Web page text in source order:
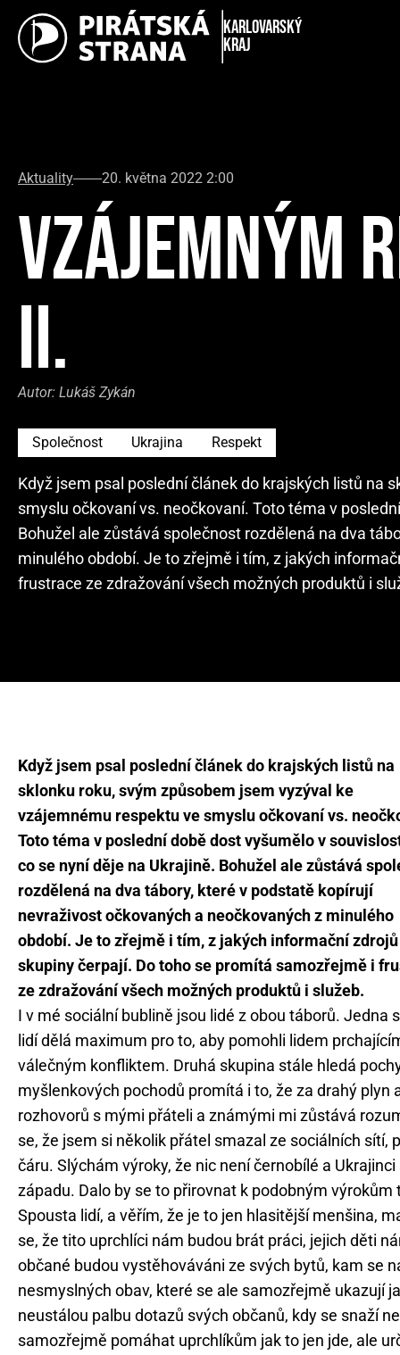
Karlovarský
kraj
Aktuality 20. května 2022 2:00
VZÁJEMNÝM
II.
Autor: Lukáš Zykán
Společnost Ukrajina Respekt
Když jsem psal poslední článek do krajských listů na
smyslu očkovaní vs. neočkovaní. Toto téma v
Bohužel ale zůstává společnost rozdělená na dva
minulého období. Je to zřejmě i tím, z jakých
frustrace ze zdražování všech možných produktů i
Když jsem psal poslední článek do krajských listů na
sklonku roku, svým způsobem jsem vyzýval ke
vzájemnému respektu ve smyslu očkovaní vs.
Toto téma v poslední době dost vyšumělo v
co se nyní děje na Ukrajině. Bohužel ale zůstává
rozdělená na dva tábory, které v podstatě kopírují
nevraživost očkovaných a neočkovaných z minulého
období. Je to zřejmě i tím, z jakých informační
skupiny čerpají. Do toho se promítá samozřejmě i
ze zdražování všech možných produktů i služeb.
I v mé sociální bublině jsou lidé z obou táborů. Jedna
lidí dělá maximum pro to, aby pomohli lidem
válečným konfliktem. Druhá skupina stále hledá
myšlenkových pochodů promítá i to, že za drahý
rozhovorů s mými přáteli a známými mi zůstává
se, že jsem si několik přátel smazal ze sociálních
čáru. Slýchám výroky, že nic není černobílé a
západu. Dalo by se to přirovnat k podobným
Spousta lidí, a věřím, že je to jen hlasitější menšina,
se, že tito uprchlíci nám budou brát práci, jejich děti
občané budou vystěhováváni ze svých bytů, kam se
nesmyslných obav, které se ale samozřejmě ukazují
neustálou palbu dotazů svých občanů, kdy se snaží
samozřejmě pomáhat uprchlíkům jak to jen jde, ale